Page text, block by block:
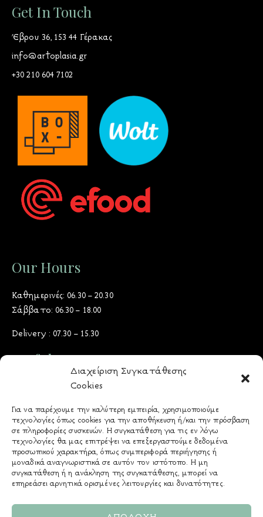
Διαχείριση Συγκατάθεσης
Cookies
Για να παρέχουμε την καλύτερη εμπειρία, χρησιμοποιούμε
τεχνολογίες όπως cookies για την αποθήκευση ή/και την πρόσβαση
σε πληροφορίες συσκευών. Η συγκατάθεση για τις εν λόγω
τεχνολογίες θα μας επιτρέψει να επεξεργαστούμε δεδομένα
προσωπικού χαρακτήρα, όπως συμπεριφορά περιήγησης ή
μοναδικά αναγνωριστικά σε αυτόν τον ιστότοπο. Η μη
συγκατάθεση ή η ανάκληση της συγκατάθεσης, μπορεί να
επηρεάσει αρνητικά ορισμένες λειτουργίες και δυνατότητες.
Get In Touch
Έβρου 36, 153 44 Γέρακας
info@artoplasia.gr
+30 210 604 7102
Our Hours
Καθημερινές: 06.30 – 20.30
Σάββατο: 06.30 – 18.00
Delivery : 07.30 – 15.30
Useful Docs
Όροι & Προϋποθέσεις
Πολιτική Προστασίας Δεδομένων
Πολιτική Cookies
Τρόποι Πληρωμής
Πολιτική Παράδοσης
& Επιστροφών - Ακυρώσεων
Αλλεργιογόνα